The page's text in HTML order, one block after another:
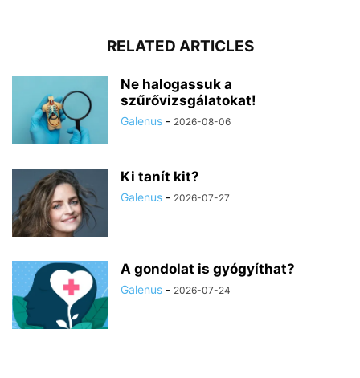
RELATED ARTICLES
Ne halogassuk a
szűrővizsgálatokat!
Galenus - 2026-08-06
Ki tanít kit?
Galenus - 2026-07-27
A gondolat is gyógyíthat?
Galenus - 2026-07-24